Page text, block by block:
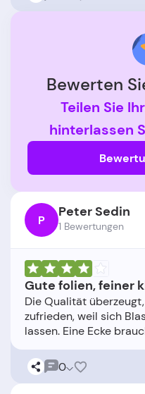
Bewerten
Teilen Sie
hinterlassen
P Peter Sedin
1 Bewertungen
Gute folien, feiner
Die Qualität
zufrieden, weil sich
0